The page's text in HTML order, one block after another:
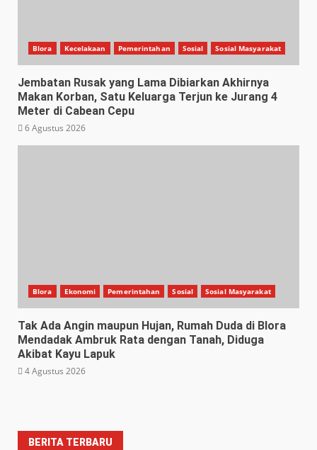
Blora Kecelakaan Pemerintahan Sosial Sosial Masyarakat
Jembatan Rusak yang Lama Dibiarkan Akhirnya
Makan Korban, Satu Keluarga Terjun ke Jurang 4
Meter di Cabean Cepu
6 Agustus 2026
Blora Ekonomi Pemerintahan Sosial Sosial Masyarakat
Tak Ada Angin maupun Hujan, Rumah Duda di Blora
Mendadak Ambruk Rata dengan Tanah, Diduga
Akibat Kayu Lapuk
4 Agustus 2026
BERITA TERBARU